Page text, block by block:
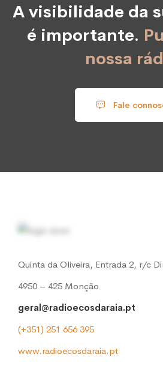
A visibilidade da
é importante.
nossa
Fale
Quinta da Oliveira, Entrada 2, r/c
4950 – 425 Monção
geral@radioecosdaraia.pt
(+351) 251 656 395
www.radioecosdaraia.pt